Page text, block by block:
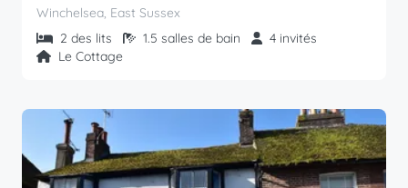
Winchelsea, East Sussex
2 des lits
1.5 salles de bain
4 invités
Le Cottage